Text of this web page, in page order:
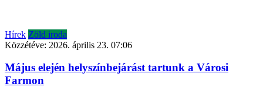
Hírek Zöld iroda
Közzétéve: 2026. április 23. 07:06
Május elején helyszínbejárást tartunk a Városi
Farmon